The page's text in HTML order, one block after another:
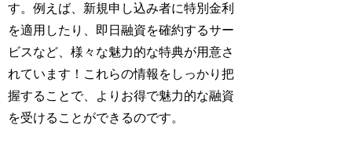
す。例えば、新規申し込み者に特別金利
を適用したり、即日融資を確約するサー
ビスなど、様々な魅力的な特典が用意さ
れています！これらの情報をしっかり把
握することで、よりお得で魅力的な融資
を受けることができるのです。